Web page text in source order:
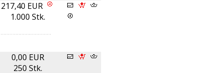
217,40 EUR
1.000 Stk.
0,00 EUR
250 Stk.